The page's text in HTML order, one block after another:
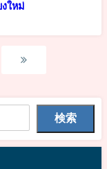
งใหม่
検索